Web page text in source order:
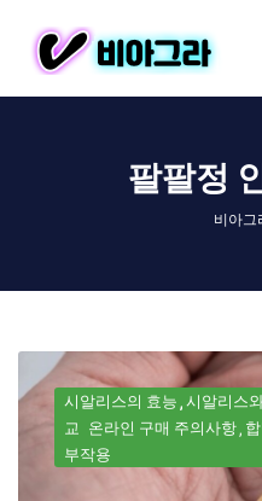
팔팔정
비아그
시알리스의 효능 시알리스
교 온라인 구매 주의사항
부작용